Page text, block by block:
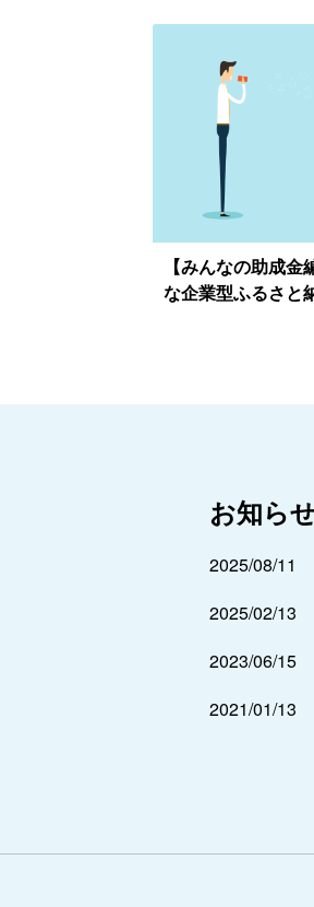
【みんなの助成
な企業型ふるさと
お知ら
2025/08/11
2025/02/13
2023/06/15
2021/01/13